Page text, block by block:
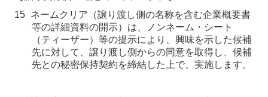
15 ネームクリア（譲り渡し側の名称を含む企業概要書
等の詳細資料の開示）は、ノンネーム・シート
（ティーザー）等の提示により、興味を示した候補
先に対して、譲り渡し側からの同意を取得し、候補
先との秘密保持契約を締結した上で、実施します。